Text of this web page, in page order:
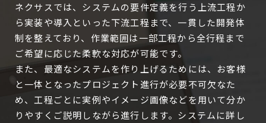
ネクサスでは、システムの要件定義を行う上流工程か
ら実装や導入といった下流工程まで、 一貫した開発体
制を整えており、作業範囲は一部工程から全行程まで
ご希望に応じた柔軟な対応が可能です。
また、最適なシステムを作り上げるためには、お客様
と一体となったプロジェクト進行が必要不可欠なた
め、 工程ごとに実例やイメージ画像などを用いて分か
りやすくご説明しながら進行します。 システムに詳し